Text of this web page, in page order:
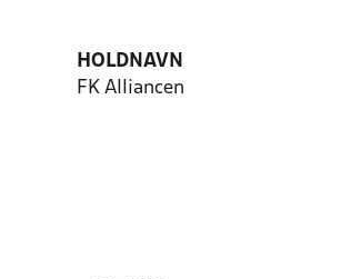
HOLDNAVN
FK Alliancen